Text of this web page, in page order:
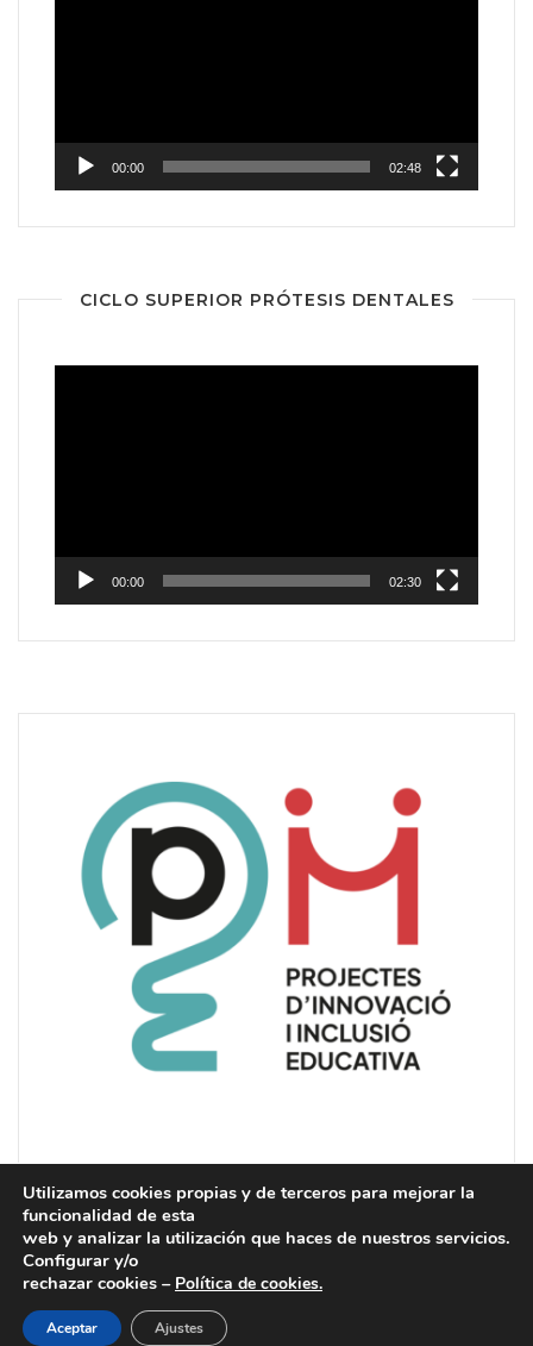
00:00 02:48
CICLO SUPERIOR PRÓTESIS DENTALES
00:00 02:30
PUEDE ACCEDER A NUESTRO
Utilizamos cookies propias y de terceros para mejorar la
funcionalidad de esta
web y analizar la utilización que haces de nuestros servicios.
Configurar y/o
rechazar cookies – Política de cookies.
Aceptar Ajustes